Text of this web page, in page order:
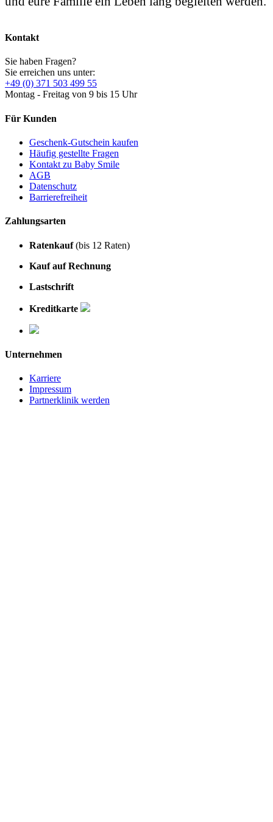
Kontakt
Sie haben Fragen?
Sie erreichen uns unter:
+49 (0) 371 503 499 55
Montag - Freitag von 9 bis 15 Uhr
Für Kunden
Geschenk-Gutschein kaufen
Häufig gestellte Fragen
Kontakt zu Baby Smile
AGB
Datenschutz
Barrierefreiheit
Zahlungsarten
Ratenkauf(bis 12 Raten)
Kauf auf Rechnung
Lastschrift
Kreditkarte
Unternehmen
Karriere
Impressum
Partnerklinik werden